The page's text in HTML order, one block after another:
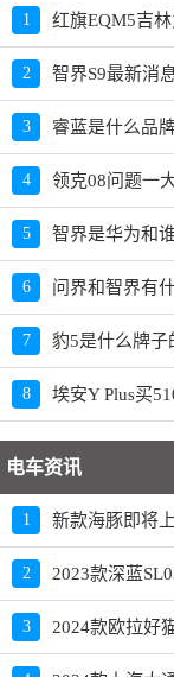
1
2 智界S9最新消
3 睿蓝是什么品
4 领克08问题一
5 智界是华为和
6 问界和智界有
7 豹5是什么牌子
8
电车资讯
1
2
3